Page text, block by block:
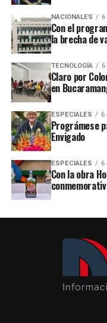
NACIONALES 6
Con el
la brecha de
TECNOLOGÍA 6
Claro por
en
ESPECIALES 6
Prográmese
Envigado
ESPECIALES 6
Con la obra